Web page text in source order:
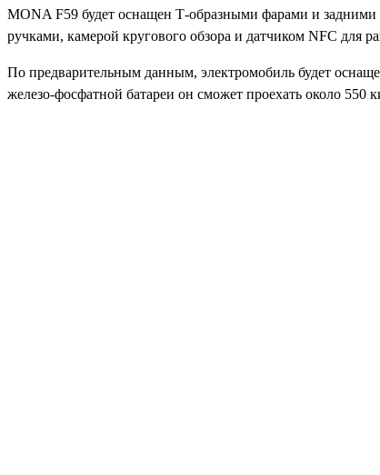
MONA F59 будет оснащен Т-образными фарами и
ручками, камерой кругового обзора и датчиком NFC для
По предварительным данным, электромобиль будет
железо-фосфатной батареи он сможет проехать около 550